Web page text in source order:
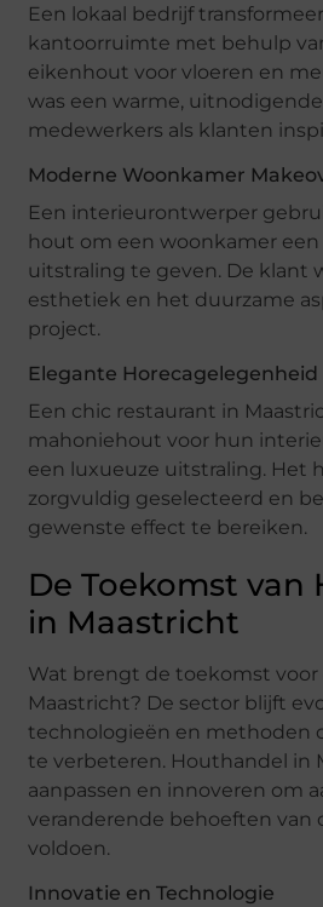
Een lokaal bedrijf
kantoorruimte met behulp
eikenhout voor vloeren en
was een warme,
medewerkers als klanten
Moderne Woonkamer
Een interieurontwerper
hout om een woonkamer
uitstraling te geven. De klant
esthetiek en het duurzame
project.
Elegante Horecagelegenheid
Een chic restaurant in
mahoniehout voor hun
een luxueuze uitstraling. Het
zorgvuldig geselecteerd en
gewenste effect te bereiken.
De Toekomst
in Maastricht
Wat brengt de toekomst
Maastricht? De sector blijft
technologieën en methoden
te verbeteren. Houthandel in
aanpassen en innoveren om
veranderende behoeften van
voldoen.
Innovatie en Technologie